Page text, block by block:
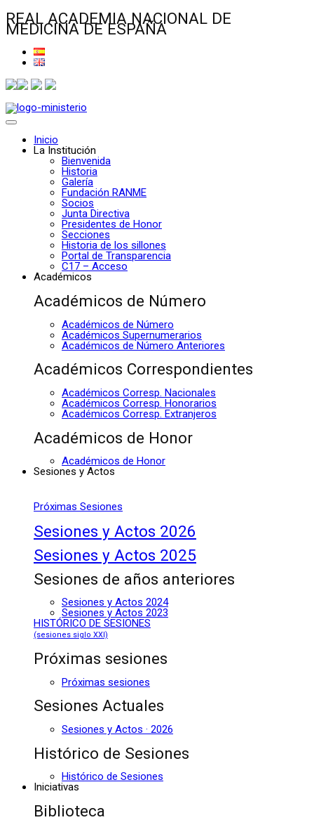
REAL ACADEMIA NACIONAL DE
MEDICINA DE ESPAÑA
Inicio
La Institución
Bienvenida
Historia
Galería
Fundación RANME
Socios
Junta Directiva
Presidentes de Honor
Secciones
Historia de los sillones
Portal de Transparencia
C17 – Acceso
Académicos
Académicos de Número
Académicos de Número
Académicos Supernumerarios
Académicos de Número Anteriores
Académicos Correspondientes
Académicos Corresp. Nacionales
Académicos Corresp. Honorarios
Académicos Corresp. Extranjeros
Académicos de Honor
Académicos de Honor
Sesiones y Actos
Próximas Sesiones
Sesiones y Actos 2026
Sesiones y Actos 2025
Sesiones de años anteriores
Sesiones y Actos 2024
Sesiones y Actos 2023
HISTÓRICO DE SESIONES
(sesiones siglo XXI)
Próximas sesiones
Próximas sesiones
Sesiones Actuales
Sesiones y Actos · 2026
Histórico de Sesiones
Histórico de Sesiones
Iniciativas
Biblioteca